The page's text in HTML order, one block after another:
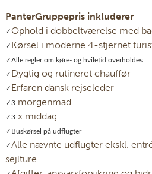
PanterGruppepris inkluderer
✓Ophold i dobbeltværelse med
✓ Kørsel i moderne 4-stjernet
✓Alle regler om køre- og hviletid overholdes
✓ Dygtig og rutineret chauffør
✓ Erfaren dansk rejseleder
✓3 morgenmad
✓3 x middag
✓Buskørsel på udflugter
✓Alle nævnte udflugter ekskl.
sejlture